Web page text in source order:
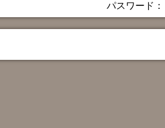
パスワード：